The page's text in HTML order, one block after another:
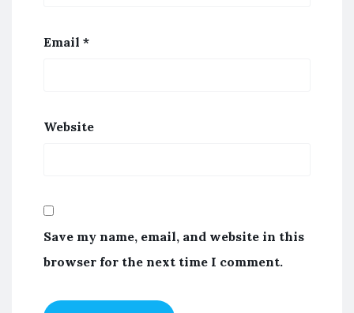
Email *
Website
Save my name, email, and website in this
browser for the next time I comment.